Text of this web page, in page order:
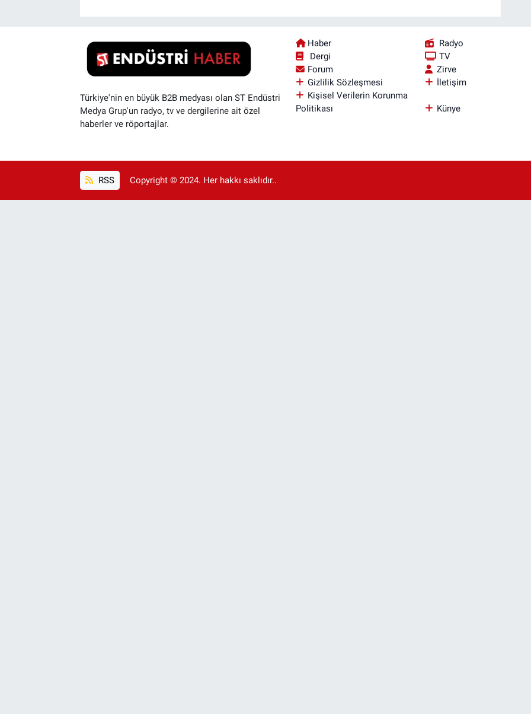
Türkiye'nin en büyük B2B medyası olan ST Endüstri
Medya Grup'un radyo, tv ve dergilerine ait özel
haberler ve röportajlar.
Haber
Radyo
Dergi
TV
Forum
Zirve
Gizlilik Sözleşmesi
İletişim
Kişisel Verilerin Korunma
Politikası
Künye
RSS Copyright © 2024. Her hakkı saklıdır..